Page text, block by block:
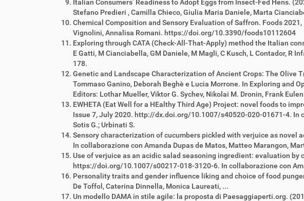
Italian Consumers’ Readiness to Adopt Eggs from Insect-Fed Hens.
Stefano Predieri , Camilla Chieco, Giulia Maria Daniele, Marta
Chemical Composition and Sensory Evaluation of Saffron. Foods
Vignolini, Annalisa Romani. https://doi.org/10.3390/foods10112604
Exploring through CATA (Check-All-That-Apply) method the Italian
E Gatti, M Cianciabella, GM Daniele, M Magli, C Kusch, L Contador, R
178.
Genetic and Landscape Characterization of Ancient Crops: The Olive
Tommaso Ganino, Deborah Beghè e Lucia Morrone. In Exploring and
Editors: Lothar Mueller, Viktor G. Sychev, Nikolai M. Dronin, Frank
EWHETA (Eat Well for a HEalthy Third Age) Project: novel foods to
Issue 7, July 2020. http://dx.doi.org/10.1007/s40520-020-01671-4. In
Sotis G.; Urbinati S.
Sensory characterization of cucumbers pickled with verjuice as
In collaborazione con Amanda Dupas de Matos, Matteo Marangon,
Use of verjuice as an acidic salad seasoning ingredient: evaluation by
https://doi.org/10.1007/s00217-018-3120-6. In collaborazione con
Personality traits and gender influence liking and choice of food
De Toffol, Caterina Dinnella, Monica Laureati, ...
Un modello DAMA in stile agile: la proposta di Paesaggiaperti.org.